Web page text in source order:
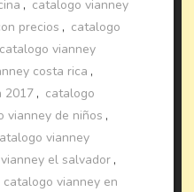
, catalogo vianney
precios , catalogo
catalogo vianney
costa rica ,
2017 , catalogo
vianney de niños ,
vianney
el salvador ,
catalogo vianney en